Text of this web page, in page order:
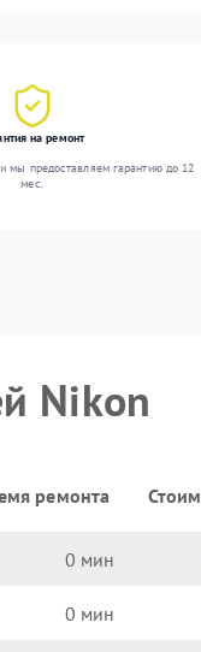
на ремонт
мы предоставляем гарантию до 12
мес.
Nikon
ремонта
0
0